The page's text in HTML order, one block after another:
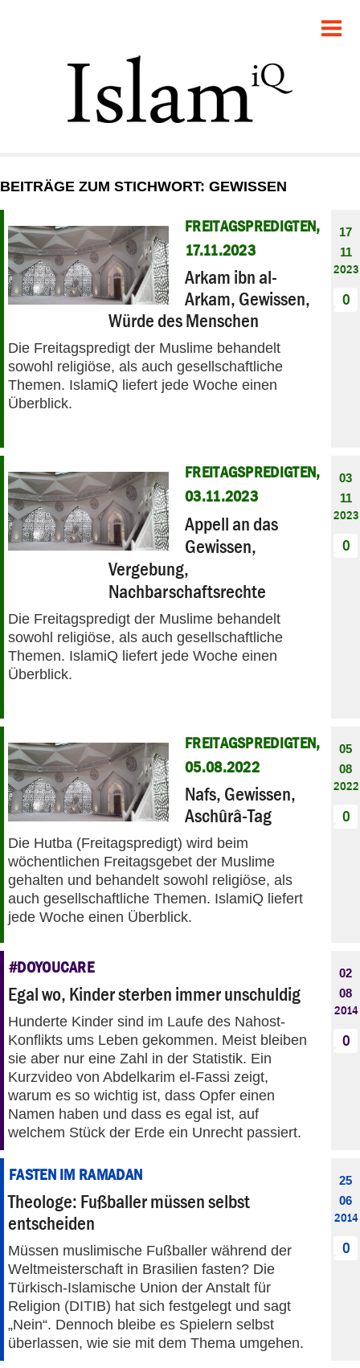
GESELLSCHAFT
STARTSEITE
DEBATTE
PANORAMA
BEITRÄGE ZUM STICHWORT: GEWISSEN
FREITAGSPREDIGTEN,
17.11.2023
Arkam ibn al-
Arkam, Gewissen,
Würde des Menschen
Die Freitagspredigt der Muslime behandelt
sowohl religiöse, als auch gesellschaftliche
Themen. IslamiQ liefert jede Woche einen
Überblick.
17
11
2023
0
FREITAGSPREDIGTEN,
03.11.2023
Appell an das
Gewissen,
Vergebung,
Nachbarschaftsrechte
Die Freitagspredigt der Muslime behandelt
sowohl religiöse, als auch gesellschaftliche
Themen. IslamiQ liefert jede Woche einen
Überblick.
03
11
2023
0
FREITAGSPREDIGTEN,
05.08.2022
Nafs, Gewissen,
Aschûrâ-Tag
Die Hutba (Freitagspredigt) wird beim
wöchentlichen Freitagsgebet der Muslime
gehalten und behandelt sowohl religiöse, als
auch gesellschaftliche Themen. IslamiQ liefert
jede Woche einen Überblick.
05
08
2022
0
#DOYOUCARE
Egal wo, Kinder sterben immer unschuldig
Hunderte Kinder sind im Laufe des Nahost-
Konflikts ums Leben gekommen. Meist bleiben
sie aber nur eine Zahl in der Statistik. Ein
Kurzvideo von Abdelkarim el-Fassi zeigt,
warum es so wichtig ist, dass Opfer einen
Namen haben und dass es egal ist, auf
welchem Stück der Erde ein Unrecht passiert.
02
08
2014
0
FASTEN IM RAMADAN
Theologe: Fußballer müssen selbst
entscheiden
Müssen muslimische Fußballer während der
Weltmeisterschaft in Brasilien fasten? Die
Türkisch-Islamische Union der Anstalt für
Religion (DITIB) hat sich festgelegt und sagt
„Nein“. Dennoch bleibe es Spielern selbst
überlassen, wie sie mit dem Thema umgehen.
25
06
2014
0